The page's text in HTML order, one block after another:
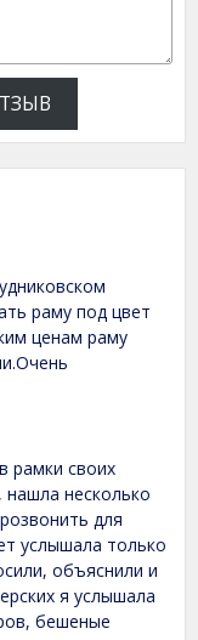
раму под цвет
ценам раму
рамки своих
нашла несколько
для
услышала только
объяснили и
я услышала
бешеные